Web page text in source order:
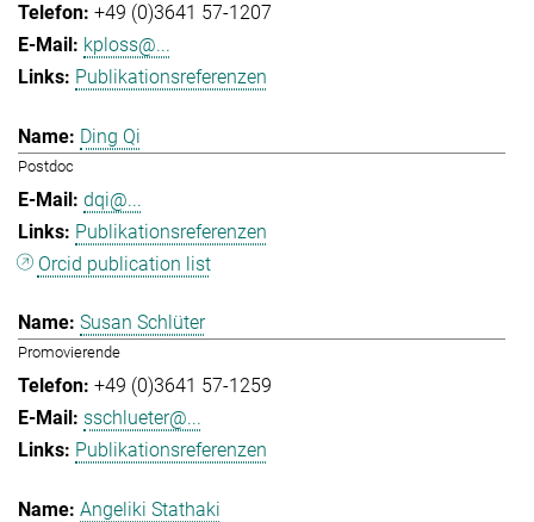
+49 (0)3641 57-1207
kploss@...
Publikationsreferenzen
Ding Qi
Postdoc
dqi@...
Publikationsreferenzen
Orcid publication list
Susan Schlüter
Promovierende
+49 (0)3641 57-1259
sschlueter@...
Publikationsreferenzen
Angeliki Stathaki